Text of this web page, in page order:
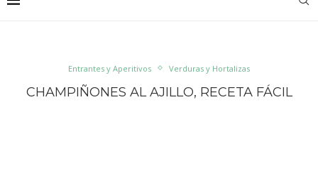
Entrantes y Aperitivos Verduras y Hortalizas
CHAMPIÑONES AL AJILLO, RECETA FÁCIL